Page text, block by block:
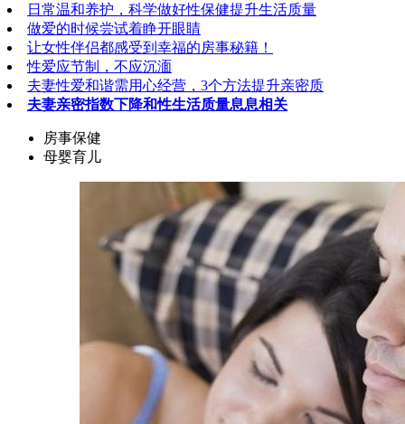
日常温和养护，科学做好性保健提升生活质量
做爱的时候尝试着睁开眼睛
让女性伴侣都感受到幸福的房事秘籍！
性爱应节制，不应沉湎
夫妻性爱和谐需用心经营，3个方法提升亲密质
夫妻亲密指数下降和性生活质量息息相关
房事保健
母婴育儿